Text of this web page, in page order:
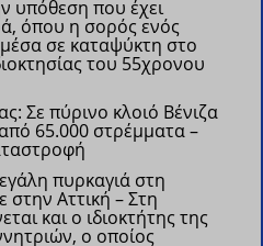
υπόθεση που έχει
όπου η σορός ενός
σε καταψύκτη στο
του 55χρονου
Σε πύρινο κλοιό Βένιζα
65.000 στρέμματα –
πυρκαγιά στη
στην Αττική – Στη
και ο ιδιοκτήτης της
ο οποίος